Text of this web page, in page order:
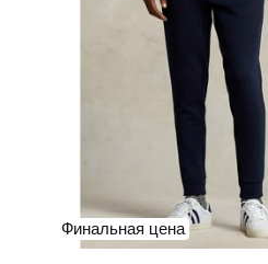
Финальная цена